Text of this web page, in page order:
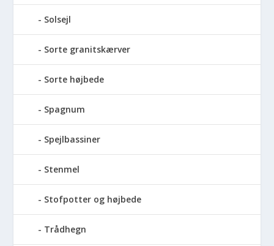
Solsejl
Sorte granitskærver
Sorte højbede
Spagnum
Spejlbassiner
Stenmel
Stofpotter og højbede
Trådhegn